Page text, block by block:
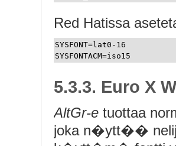
Red Hatissa
SYSFONT=lat0-16
5.3.3. Euro X
AltGr-e tuottaa
joka n�ytt��